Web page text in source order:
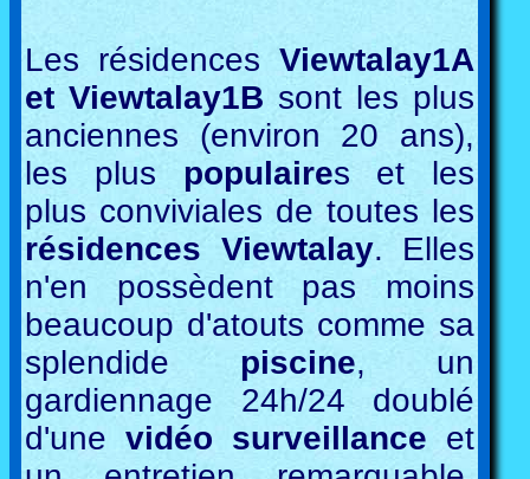
Les résidences Viewtalay1A
et Viewtalay1B sont les plus
anciennes (environ 20 ans),
les plus populaires et les
plus conviviales de toutes les
résidences Viewtalay. Elles
n'en possèdent pas moins
beaucoup d'atouts comme sa
splendide piscine, un
gardiennage 24h/24 doublé
d'une vidéo surveillance et